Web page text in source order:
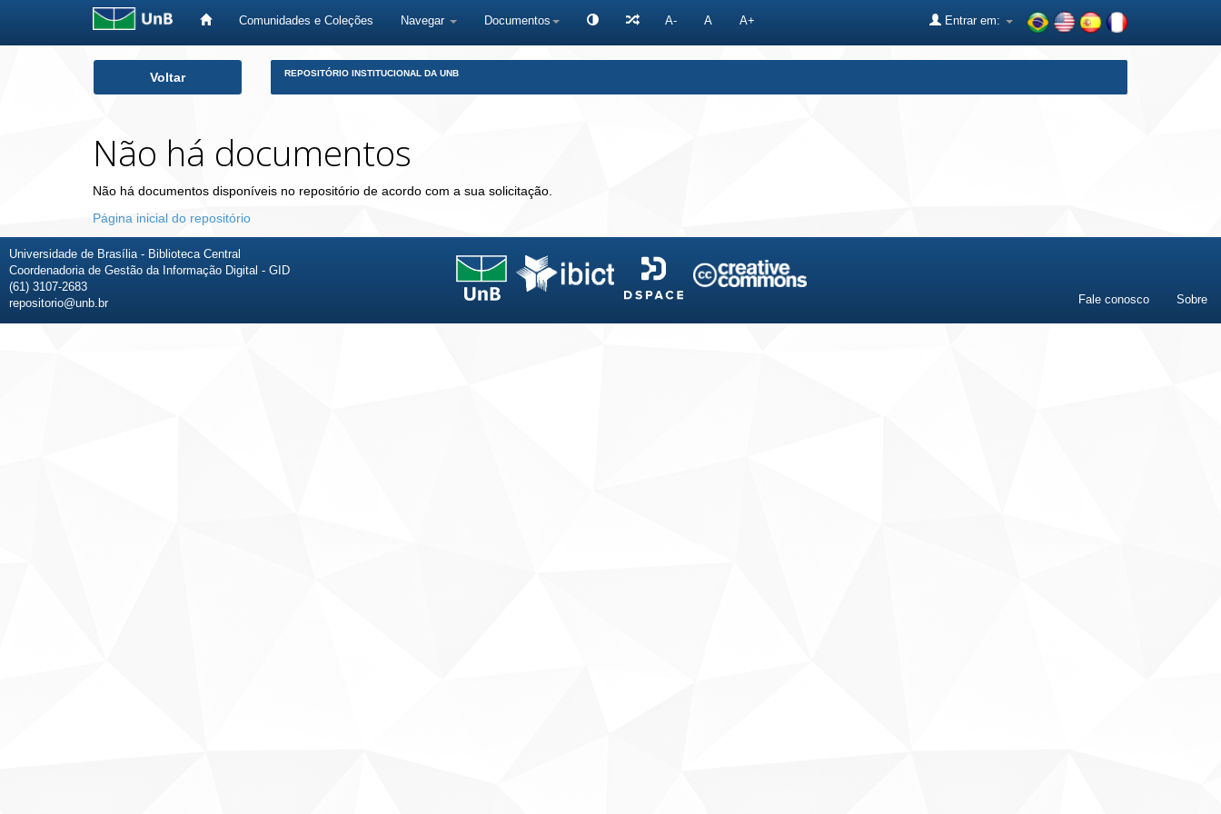
Comunidades e Coleções Navegar Documentos A- A A+ Entrar em:
Voltar REPOSITÓRIO INSTITUCIONAL DA UNB
Não há documentos
Não há documentos disponíveis no repositório de acordo com a sua solicitação.
Página inicial do repositório
Universidade de Brasília - Biblioteca Central
Coordenadoria de Gestão da Informação Digital - GID
(61) 3107-2683
repositorio@unb.br
Fale conosco Sobre